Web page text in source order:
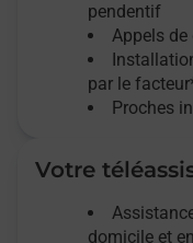
pendentif
Appels
par le
Proches
Votre
domicile et